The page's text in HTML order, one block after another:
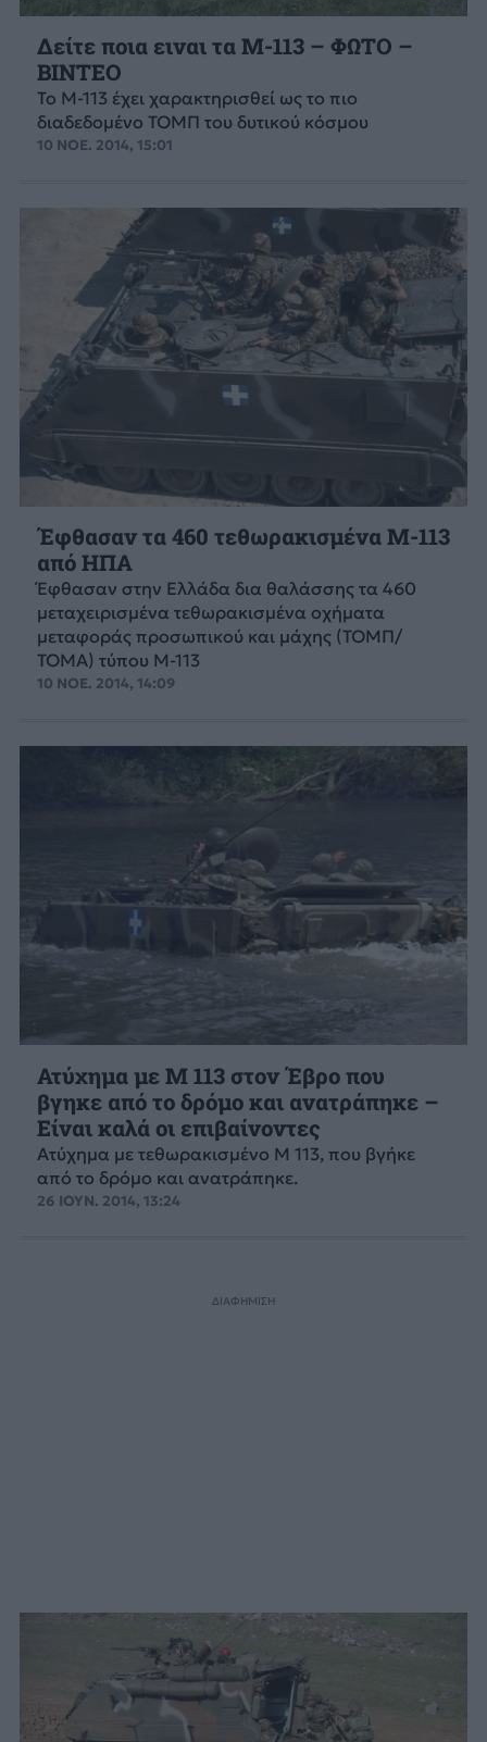
Δείτε ποια ειναι τα M-113 – ΦΩΤΟ –
ΒΙΝΤΕΟ
To M-113 έχει χαρακτηρισθεί ως το πιο
διαδεδομένο ΤΟΜΠ του δυτικού κόσμου
10 ΝΟΕ. 2014, 15:01
Έφθασαν τα 460 τεθωρακισμένα Μ-113
από ΗΠΑ
Έφθασαν στην Ελλάδα δια θαλάσσης τα 460
μεταχειρισμένα τεθωρακισμένα οχήματα
μεταφοράς προσωπικού και μάχης (ΤΟΜΠ/
ΤΟΜΑ) τύπου Μ-113
10 ΝΟΕ. 2014, 14:09
Ατύχημα με Μ 113 στον Έβρο που
βγηκε από το δρόμο και ανατράπηκε –
Είναι καλά οι επιβαίνοντες
Ατύχημα με τεθωρακισμένο Μ 113, που βγήκε
από το δρόμο και ανατράπηκε.
26 ΙΟΥΝ. 2014, 13:24
ΔΙΑΦΗΜΙΣΗ